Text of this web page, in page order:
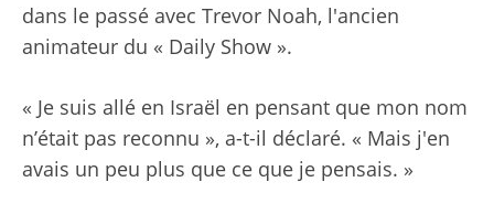
dans le passé avec Trevor Noah, l'ancien
animateur du « Daily Show ».
« Je suis allé en Israël en pensant que mon nom
n’était pas reconnu », a-t-il déclaré. « Mais j'en
avais un peu plus que ce que je pensais. »